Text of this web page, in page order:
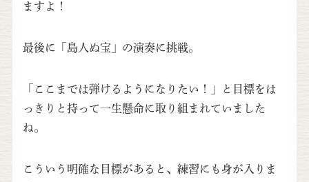
ますよ！
最後に「島人ぬ宝」の演奏に挑戦。
「ここまでは弾けるようになりたい！」と目標をは
っきりと持って一生懸命に取り組まれていました
ね。
こういう明確な目標があると、練習にも身が入りま